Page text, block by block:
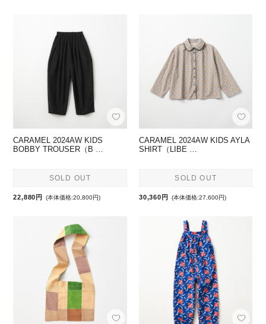
CARAMEL 2024AW KIDS
BOBBY TROUSER（B …
SOLD OUT
22,880円 (本体価格:20,800円)
CARAMEL 2024AW KIDS AYLA
SHIRT（LIBE …
SOLD OUT
30,360円 (本体価格:27,600円)